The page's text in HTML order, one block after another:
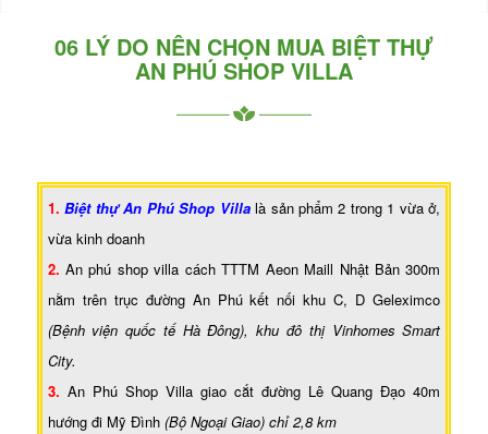
06 LÝ DO NÊN CHỌN MUA BIỆT THỰ
AN PHÚ SHOP VILLA
1.Biệt thự An Phú Shop Villalà sản phẩm 2 trong 1 vừa ở,
vừa kinh doanh
2. An phú shop villa cách TTTM Aeon Maill Nhật Bản 300m
nằm trên trục đường An Phú kết nối khu C, D Geleximco
(Bệnh viện quốc tế Hà Đông), khu đô thị Vinhomes Smart
City.
3. An Phú Shop Villa giao cắt đường Lê Quang Đạo 40m
hướng đi Mỹ Đình (Bộ Ngoại Giao) chỉ 2,8 km